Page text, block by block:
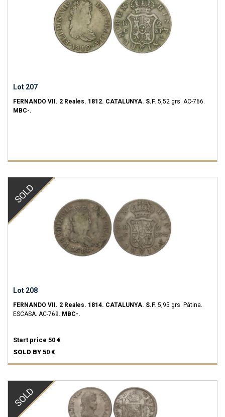
Lot 207
FERNANDO VII. 2 Reales. 1812. CATALUNYA. S.F. 5,52 grs. AC-766.
MBC-.
SOLD
Lot 208
FERNANDO VII. 2 Reales. 1814. CATALUNYA. S.F. 5,95 grs. Pátina.
ESCASA. AC-769. MBC-.
Start price 50 €
SOLD BY 50 €
SOLD